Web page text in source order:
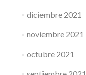
diciembre 2021
noviembre 2021
octubre 2021